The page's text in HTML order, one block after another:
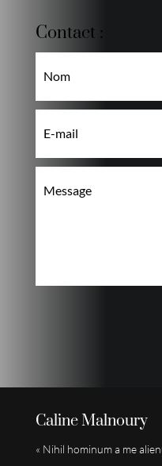
Contact :
Caline Malnoury
« Nihil hominum a me